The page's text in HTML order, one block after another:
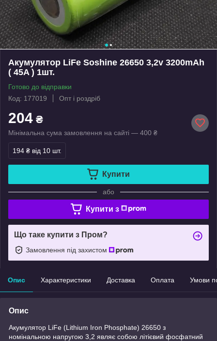
Акумулятор LiFe Soshine 26650 3,2v 3200mAh
( 45A ) 1шт.
Готово до відправки
Код: 177019
Опт і роздріб
204 ₴
Мінімальна сума замовлення на сайті — 400 ₴
194 ₴ від 10 шт.
Купити
або
Купити з
Що таке купити з Пром?
Замовлення під захистом
Опис Характеристики Доставка Оплата Умови
Опис
Акумулятор LiFe (Lithium Iron Phosphate) 26650 з
номінальною напругою 3,2 являє собою літієвий фосфатний